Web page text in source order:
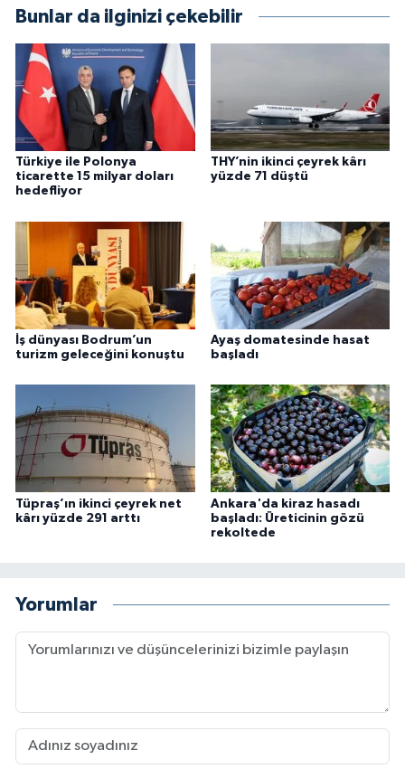
Bunlar da ilginizi çekebilir
Türkiye ile Polonya
ticarette 15 milyar doları
hedefliyor
THY’nin ikinci çeyrek kârı
yüzde 71 düştü
İş dünyası Bodrum’un
turizm geleceğini konuştu
Ayaş domatesinde hasat
başladı
Tüpraş’ın ikinci çeyrek net
kârı yüzde 291 arttı
Ankara'da kiraz hasadı
başladı: Üreticinin gözü
rekoltede
Yorumlar